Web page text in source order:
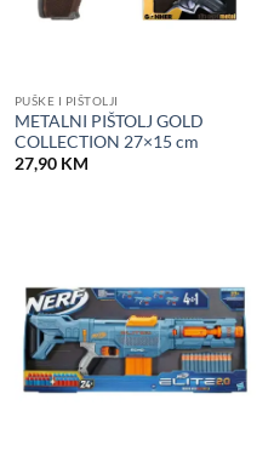
PUŠKE I PIŠTOLJI
METALNI PIŠTOLJ GOLD
COLLECTION 27×15 cm
27,90 KM